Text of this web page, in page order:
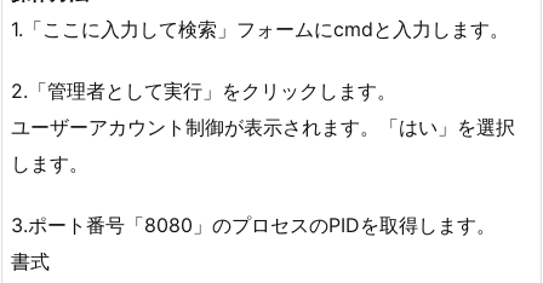
1.「ここに入力して検索」フォームにcmdと入力します。
2.「管理者として実行」をクリックします。
ユーザーアカウント制御が表示されます。「はい」を選択
します。
3.ポート番号「8080」のプロセスのPIDを取得します。
書式